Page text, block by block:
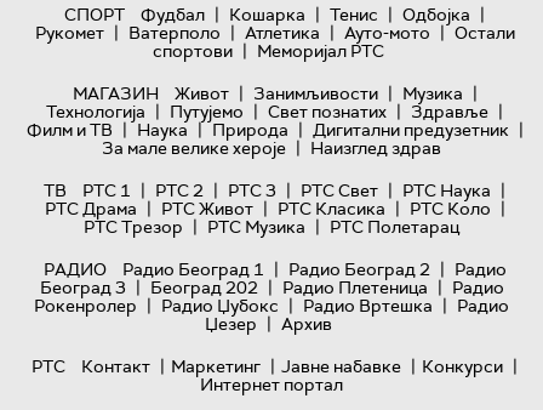
СПОРТ
Фудбал | Кошарка | Тенис | Одбојка |
Рукомет | Ватерполо | Атлетика | Ауто-мото | Остали
спортови | Меморијал РТС
МАГАЗИН
Живот | Занимљивости | Музика |
Технологијa | Путујемо | Свет познатих | Здравље |
Филм и ТВ | Наука | Природа | Дигитални предузетник |
За мале велике хероје | Наизглед здрав
ТВ
РТС 1 | РТС 2 | РТС 3 | РТС Свет | РТС Наука |
РТС Драма | РТС Живот | РТС Класика | РТС Коло |
РТС Трезор | РТС Музика | РТС Полетарац
РАДИО
Радио Београд 1 | Радио Београд 2 | Радио
Београд 3 | Београд 202 | Радио Плетеница | Радио
Рокенролер | Радио Џубокс | Радио Вртешка | Радио
Џезер | Архив
РТС
Контакт | Маркетинг | Јавне набавке | Конкурси |
Интернет портал